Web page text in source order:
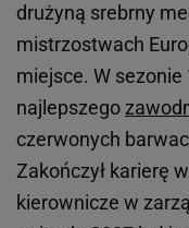
drużyną srebrny
mistrzostwach
miejsce. W sezonie
najlepszego
czerwonych
Zakończył karierę
kierownicze w